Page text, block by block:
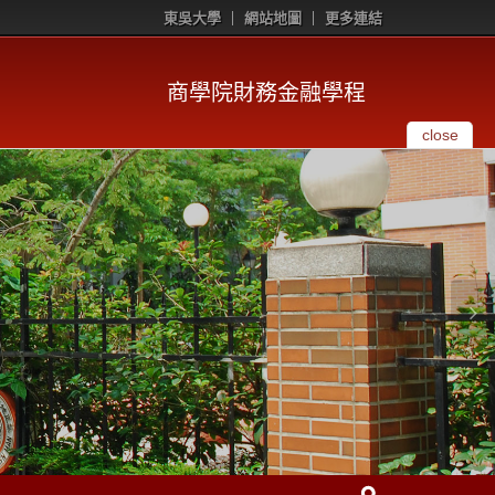
東吳大學 網站地圖 更多連結
商學院財務金融學程
close